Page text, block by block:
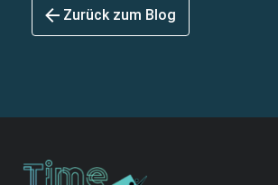
Zurück zum Blog